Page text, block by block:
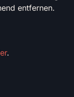
entfernen.
.